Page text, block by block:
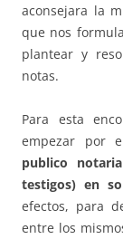
aconsejara la
que nos
plantear y
notas.
Para esta
empezar por
publico
testigos) en
efectos, para
entre los